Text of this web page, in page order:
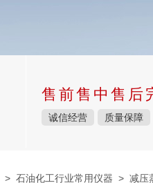
售前售中售后
诚信经营 质量保障
> 石油化工行业常用仪器 > 减压